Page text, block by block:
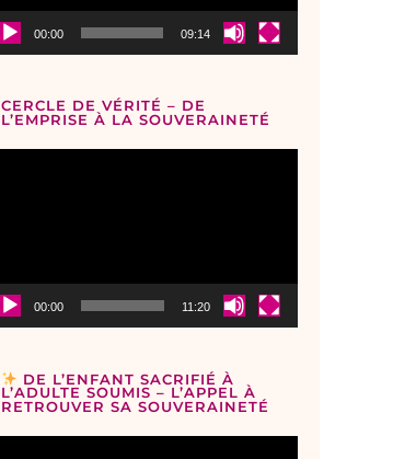
00:00 09:14
CERCLE DE VÉRITÉ – DE
L’EMPRISE À LA SOUVERAINETÉ
00:00 11:20
DE L’ENFANT SACRIFIÉ À
L’ADULTE SOUMIS – L’APPEL À
RETROUVER SA SOUVERAINETÉ